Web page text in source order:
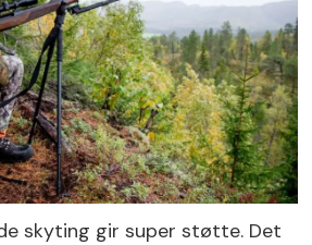
skyting gir super støtte. Det